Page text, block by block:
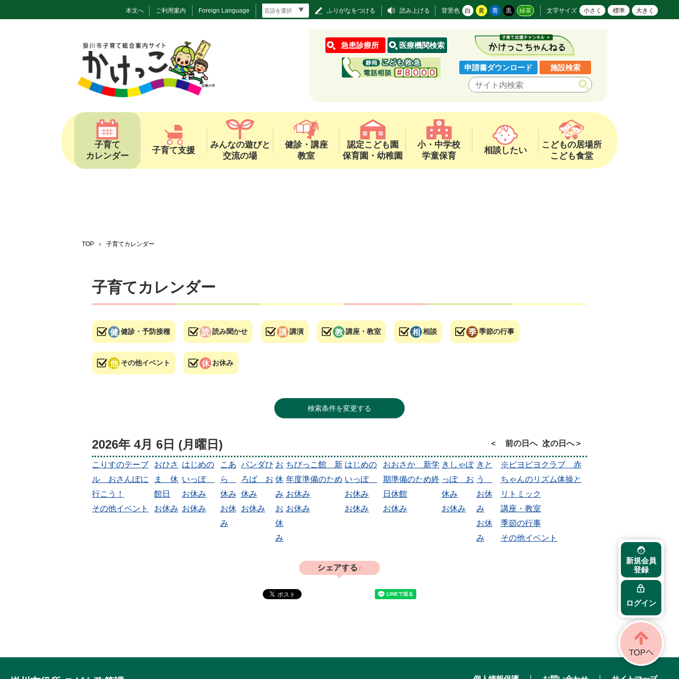
本文へ ご利用案内 Foreign Language ふりがなをつける 読み上げる 背景色 白 黄 青 黒 緑茶 文字サイズ 小さく 標準 大きく
急患診療所 医療機関検索
申請書ダウンロード 施設検索
子育て
カレンダー
子育て支援
みんなの遊びと
交流の場
健診・講座
教室
認定こども園
保育園・幼稚園
小・中学校
学童保育
相談したい
こどもの居場所
こども食堂
TOP › 子育てカレンダー
子育てカレンダー
健診・予防接種 読み聞かせ 講演 講座・教室 相談 季節の行事
その他イベント お休み
検索条件を変更する
2026年 4月 6日 (月 曜日 ) 前の日へ 次の日へ
こりすのテーブ
ル おさんぽに
行こう！
その他イベント
おひさ
ま 休
館日
お休み
はじめの
いっぽ
お休み
お休み
こあ
ら
休み
お休
み
パンダひ
ろば お
休み
お休み
お
休
み
お
休
み
ちびっこ館 新
年度準備のため
お休み
お休み
はじめの
いっぽ
お休み
お休み
おおさか 新学
期準備のため終
日休館
お休み
きしゃぽ
っぽ お
休み
お休み
きと
う
お休
み
お休
み
※ピヨピヨクラブ 赤
ちゃんのリズム体操と
リトミック
講座・教室
季節の行事
その他イベント
シェアする
新規会員
登録
ログイン